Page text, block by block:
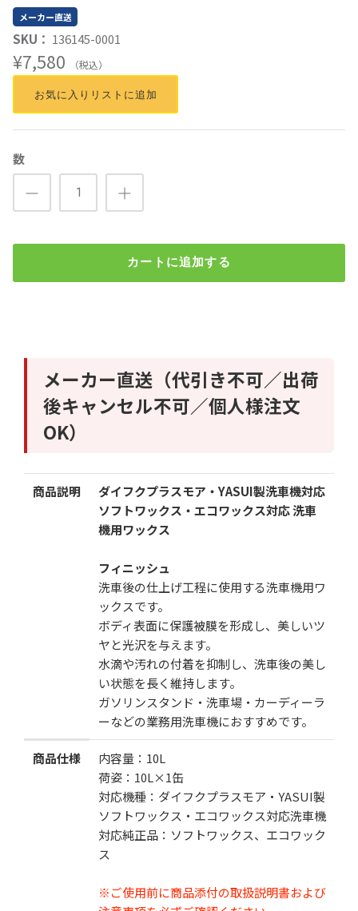
メーカー直送
SKU： 136145-0001
¥7,580 （税込）
お気に入りリストに追加
数
カートに追加する
¥7,580 （税込）
カートに追加する
お気に入りに追加
メーカー直送（代引き不可／出荷
後キャンセル不可／個人様注文
OK）
商品説明
ダイフクプラスモア・YASUI製洗車機対応
ソフトワックス・エコワックス対応 洗車
機用ワックス
フィニッシュ
洗車後の仕上げ工程に使用する洗車機用ワ
ックスです。
ボディ表面に保護被膜を形成し、美しいツ
ヤと光沢を与えます。
水滴や汚れの付着を抑制し、洗車後の美し
い状態を長く維持します。
ガソリンスタンド・洗車場・カーディーラ
ーなどの業務用洗車機におすすめです。
商品仕様
内容量：10L
荷姿：10L×1缶
対応機種：ダイフクプラスモア・YASUI製
ソフトワックス・エコワックス対応洗車機
対応純正品：ソフトワックス、エコワック
ス
※ご使用前に商品添付の取扱説明書および